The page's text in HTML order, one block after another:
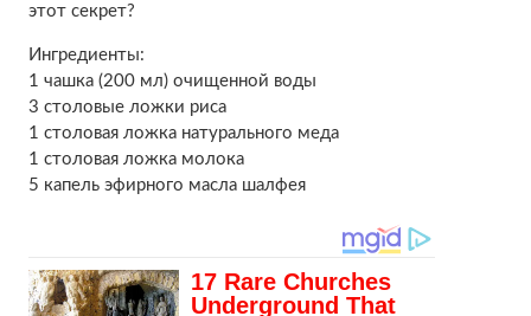
этот секрет?
Ингредиенты:
1 чашка (200 мл) очищенной воды
3 столовые ложки риса
1 столовая ложка натурального меда
1 столовая ложка молока
5 капель эфирного масла шалфея